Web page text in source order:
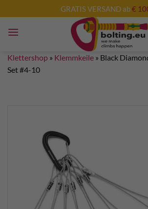
Inhalt
springen
GRATIS VERSAND ab€
Klettershop » Klemmkeile » Black
Set #4-10